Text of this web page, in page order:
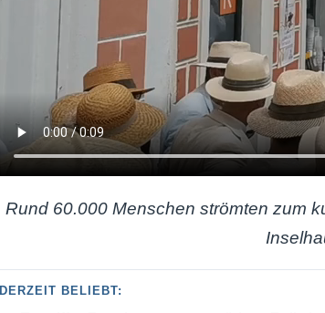
Rund 60.000 Menschen strömten zum
DERZEIT BELIEBT: